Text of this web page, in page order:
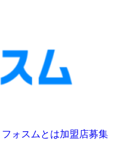
フォスムとは加盟店募集